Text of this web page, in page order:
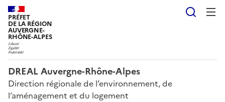
PRÉFET
DE LA RÉGION
AUVERGNE-
RHÔNE-ALPES
DREAL Auvergne-Rhône-Alpes
Direction régionale de l’environnement, de
l’aménagement et du logement